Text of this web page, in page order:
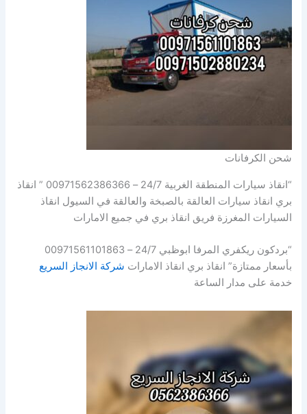
شحن الكرفانات
“انقاذ سيارات المنطقة الغربية 24/7 – 00971562386366 ” انقاذ
بري انقاذ سيارات العالقة بالصبخة والعالقة في السيول انقاذ
السيارات المغرزة فريق انقاذ بري في جميع الامارات
“بردكون ريكفري المرفا ابوظبي 24/7 – 00971561101863
بأسعار ممتازة” انقاذ بري انقاذ الامارات شركة الانجاز السريع
خدمة على مدار الساعة